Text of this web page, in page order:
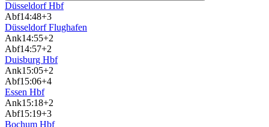
Düsseldorf Hbf
Abf14:48+3
Düsseldorf Flughafen
Ank14:55+2
Abf14:57+2
Duisburg Hbf
Ank15:05+2
Abf15:06+4
Essen Hbf
Ank15:18+2
Abf15:19+3
Bochum Hbf